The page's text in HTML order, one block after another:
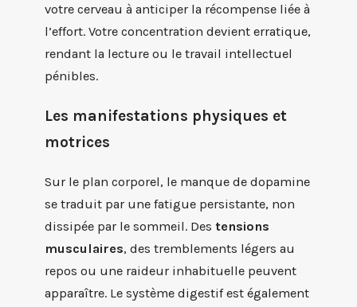
votre cerveau à anticiper la récompense liée à
l’effort. Votre concentration devient erratique,
rendant la lecture ou le travail intellectuel
pénibles.
Les manifestations physiques et
motrices
Sur le plan corporel, le manque de dopamine
se traduit par une fatigue persistante, non
dissipée par le sommeil. Des tensions
musculaires, des tremblements légers au
repos ou une raideur inhabituelle peuvent
apparaître. Le système digestif est également